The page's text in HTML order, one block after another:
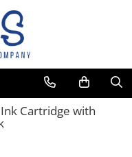
Cartridge with